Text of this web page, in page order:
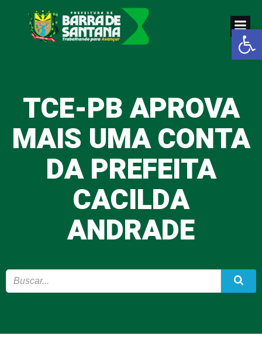
Abrir
Pular
para
o
conteúdo
TCE-PB APROVA
MAIS UMA CONTA
DA PREFEITA
CACILDA
ANDRADE